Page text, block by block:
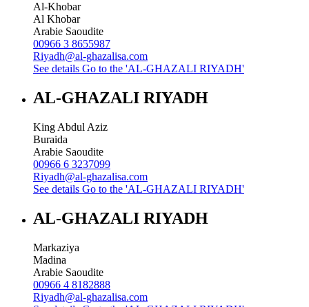
Al-Khobar
Al Khobar
Arabie Saoudite
00966 3 8655987
Riyadh@al-ghazalisa.com
See details Go to the 'AL-GHAZALI RIYADH'
AL-GHAZALI RIYADH
King Abdul Aziz
Buraida
Arabie Saoudite
00966 6 3237099
Riyadh@al-ghazalisa.com
See details Go to the 'AL-GHAZALI RIYADH'
AL-GHAZALI RIYADH
Markaziya
Madina
Arabie Saoudite
00966 4 8182888
Riyadh@al-ghazalisa.com